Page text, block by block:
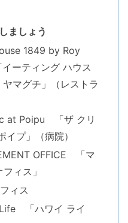
ましょう
1849 by Roy
ーティング ハウス
マグチ」（レストラ
at Poipu 「ザ クリ
イプ」（病院）
OFFICE 「マ
ィス」
ィス
「ハワイ ライ